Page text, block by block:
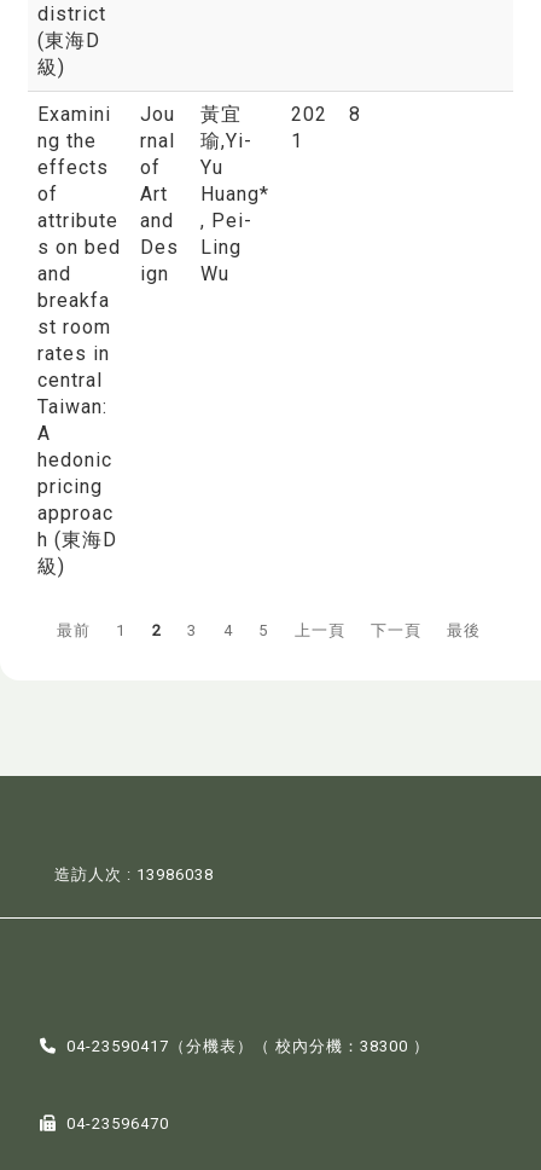
district
(東海D
級)
Examini
ng the
effects
of
attribute
s on bed
and
breakfa
st room
rates in
central
Taiwan:
A
hedonic
pricing
approac
h (東海D
級)
Jou
rnal
of
Art
and
Des
ign
黃宜
瑜,Yi-
Yu
Huang*
, Pei-
Ling
Wu
202
1
8
最前 1 2 3 4 5 上一頁 下一頁 最後
造訪人次 : 13986038
04-23590417（分機表 ）（ 校內分機：38300 ）
04-23596470